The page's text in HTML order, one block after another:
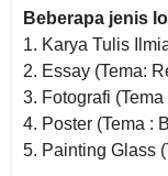
Beberapa jenis
1. Karya Tulis
2. Essay (Tema:
3. Fotografi
4. Poster (Tema :
5. Painting Glass